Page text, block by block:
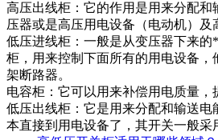
高压出线柜：它的作用是用来分配和
压器或是高压用电设备（电动机）及
低压进线柜：一般是从变压器下来的
柜，用来控制下面所有的用电设备，
架断路器。
电容柜：它可以用来补偿用电质量，
低压出线柜：它是用来分配和输送电
本直接到用电设备了，其开关一般采